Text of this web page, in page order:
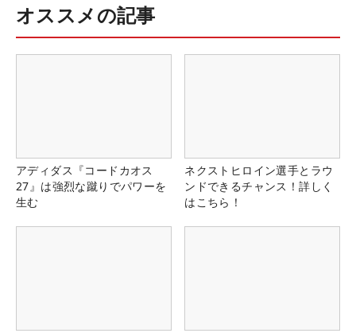
オススメの記事
アディダス『コードカオス
27』は強烈な蹴りでパワーを
生む
ネクストヒロイン選手とラウ
ンドできるチャンス！詳しく
はこちら！